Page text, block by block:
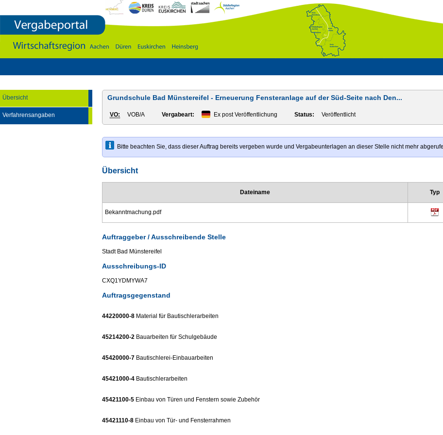
Aachen
DÃ¼ren
Heinsberg
Übersicht
Verfahrensangaben
Grundschule Bad Münstereifel - Erneuerung Fensteranlage auf der Süd-Seite nach Den...
VO: VOB/A Vergabeart: Ex post Veröffentlichung Status: Veröffentlicht
Bitte beachten Sie, dass dieser Auftrag bereits vergeben wurde und Vergabeunterlagen an dieser Stelle nicht mehr
Übersicht
Dateiname Typ
Bekanntmachung.pdf
Auftraggeber / Ausschreibende Stelle
Stadt Bad Münstereifel
Ausschreibungs-ID
CXQ1YDMYWA7
Auftragsgegenstand
44220000-8 Material für Bautischlerarbeiten
45214200-2 Bauarbeiten für Schulgebäude
45420000-7 Bautischlerei-Einbauarbeiten
45421000-4 Bautischlerarbeiten
45421100-5 Einbau von Türen und Fenstern sowie Zubehör
45421110-8 Einbau von Tür- und Fensterrahmen